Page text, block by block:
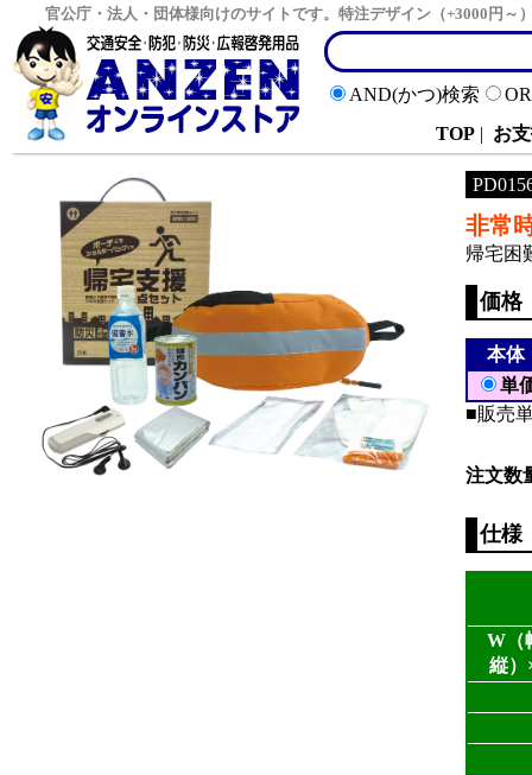
官公庁・法人・団体様向けのサイトです。特注デザイン（+3000円
AND(かつ)検索
TOP | お
非常
帰宅困
価格
本体
単
■販売
注文数
仕様
W（
縦）